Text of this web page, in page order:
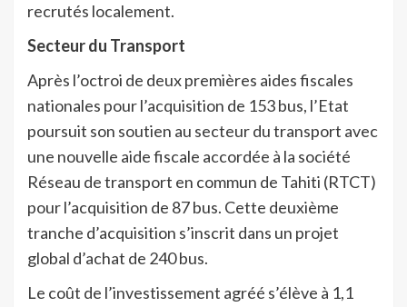
recrutés localement.
Secteur du Transport
Après l’octroi de deux premières aides fiscales
nationales pour l’acquisition de 153 bus, l’Etat
poursuit son soutien au secteur du transport avec
une nouvelle aide fiscale accordée à la société
Réseau de transport en commun de Tahiti (RTCT)
pour l’acquisition de 87 bus. Cette deuxième
tranche d’acquisition s’inscrit dans un projet
global d’achat de 240 bus.
Le coût de l’investissement agréé s’élève à 1,1